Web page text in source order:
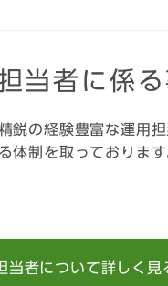
当者に係
鋭の経験豊富な運用
体制を取っております
当者について詳しく見